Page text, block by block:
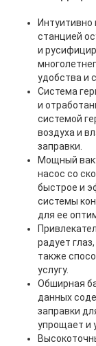
станцией
и
удобства и
Система
и
системой
воздуха и
заправки.
Мощный
насос со
быстрое и
системы
для ее
радует
также
услугу.
Обширная
данных
заправки
упрощает и